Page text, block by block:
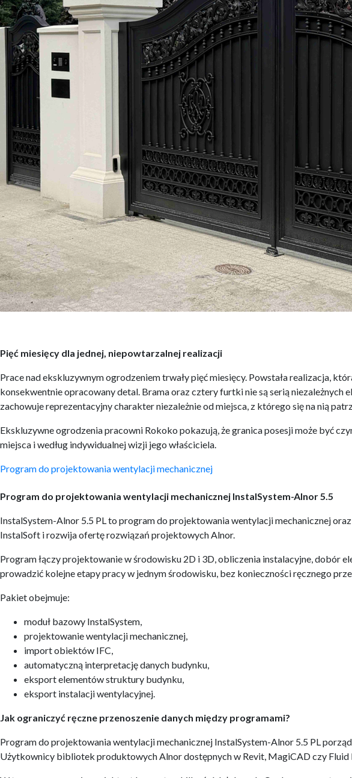
Pięć miesięcy dla jednej, niepowtarzalnej realizacji
Prace nad ekskluzywnym ogrodzeniem trwały pięć miesięcy. Powstała realizacja,
konsekwentnie opracowany detal. Brama oraz cztery furtki nie są serią
zachowuje reprezentacyjny charakter niezależnie od miejsca, z którego się na nią
Ekskluzywne ogrodzenia pracowni Rokoko pokazują, że granica posesji może być
miejsca i według indywidualnej wizji jego właściciela.
Nawigacja
wpisu
Program do projektowania wentylacji mechanicznej
Program do projektowania wentylacji mechanicznej InstalSystem-Alnor 5.5
InstalSystem-Alnor 5.5 PL to program do projektowania wentylacji mechanicznej
InstalSoft i rozwija ofertę rozwiązań projektowych Alnor.
Program łączy projektowanie w środowisku 2D i 3D, obliczenia instalacyjne, dobór
prowadzić kolejne etapy pracy w jednym środowisku, bez konieczności ręcznego
Pakiet obejmuje:
moduł bazowy InstalSystem,
projektowanie wentylacji mechanicznej,
import obiektów IFC,
automatyczną interpretację danych budynku,
eksport elementów struktury budynku,
eksport instalacji wentylacyjnej.
Jak ograniczyć ręczne przenoszenie danych między programami?
Program do projektowania wentylacji mechanicznej InstalSystem-Alnor 5.5 PL
Użytkownicy bibliotek produktowych Alnor dostępnych w Revit, MagiCAD czy